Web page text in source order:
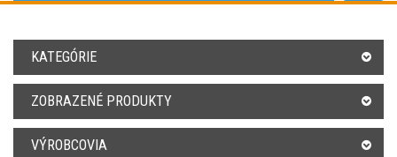
KATEGÓRIE
ZOBRAZENÉ PRODUKTY
VÝROBCOVIA